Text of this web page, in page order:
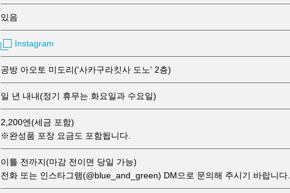
있음
Instagram
공방 아오토 미도리('사카구라킷사 도노' 2층)
일 년 내내(정기 휴무는 화요일과 수요일)
2,200엔(세금 포함)
※완성품 포장 요금도 포함됩니다.
이틀 전까지(마감 전이면 당일 가능)
전화 또는 인스타그램(@blue_and_green) DM으로 문의해 주시기 바랍니다.